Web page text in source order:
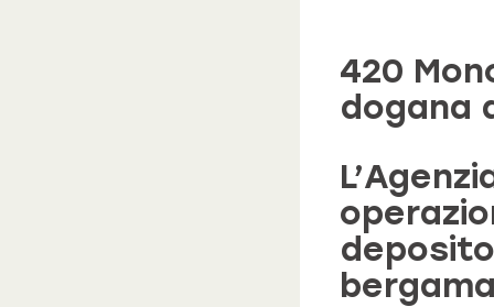
420
dogana